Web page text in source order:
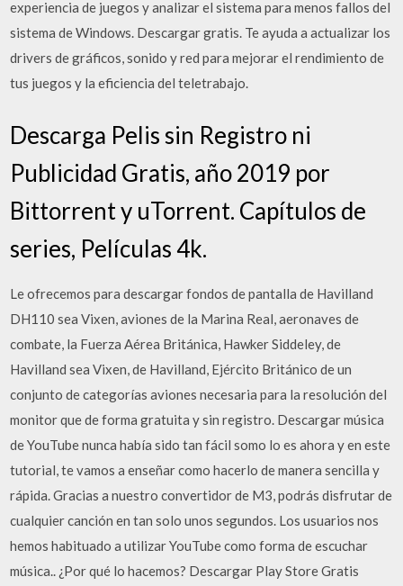
experiencia de juegos y analizar el sistema para menos fallos del
sistema de Windows. Descargar gratis. Te ayuda a actualizar los
drivers de gráficos, sonido y red para mejorar el rendimiento de
tus juegos y la eficiencia del teletrabajo.
Descarga Pelis sin Registro ni
Publicidad Gratis, año 2019 por
Bittorrent y uTorrent. Capítulos de
series, Películas 4k.
Le ofrecemos para descargar fondos de pantalla de Havilland
DH110 sea Vixen, aviones de la Marina Real, aeronaves de
combate, la Fuerza Aérea Británica, Hawker Siddeley, de
Havilland sea Vixen, de Havilland, Ejército Británico de un
conjunto de categorías aviones necesaria para la resolución del
monitor que de forma gratuita y sin registro. Descargar música
de YouTube nunca había sido tan fácil somo lo es ahora y en este
tutorial, te vamos a enseñar como hacerlo de manera sencilla y
rápida. Gracias a nuestro convertidor de M3, podrás disfrutar de
cualquier canción en tan solo unos segundos. Los usuarios nos
hemos habituado a utilizar YouTube como forma de escuchar
música.. ¿Por qué lo hacemos? Descargar Play Store Gratis